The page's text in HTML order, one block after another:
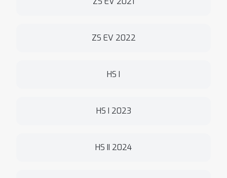
ZS EV 2022
HS I
HS I 2023
HS II 2024